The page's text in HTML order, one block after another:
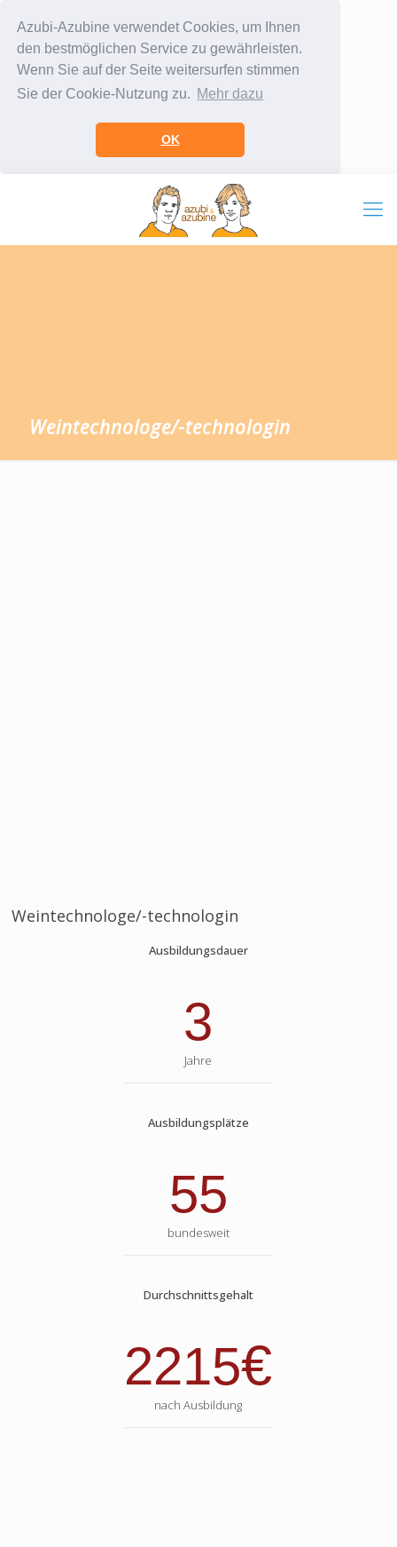
Azubi-Azubine verwendet Cookies, um Ihnen
den bestmöglichen Service zu gewährleisten.
Wenn Sie auf der Seite weitersurfen stimmen
Sie der Cookie-Nutzung zu. Mehr dazu
OK
Weintechnologe/-technologin
Weintechnologe/-technologin
Ausbildungsdauer
3
Jahre
Ausbildungsplätze
55
bundesweit
Durchschnittsgehalt
2215€
nach Ausbildung